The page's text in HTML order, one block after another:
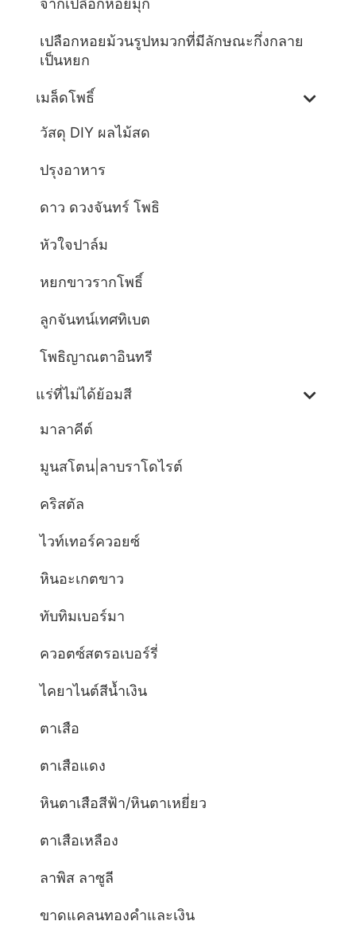
จากเปลือกหอยมุก
เปลือกหอยม้วนรูปหมวกที่มีลักษณะกึ่งกลาย
เป็นหยก
เมล็ดโพธิ์
วัสดุ DIY ผลไม้สด
ปรุงอาหาร
ดาว ดวงจันทร์ โพธิ
หัวใจปาล์ม
หยกขาวรากโพธิ์
ลูกจันทน์เทศทิเบต
โพธิญาณตาอินทรี
แร่ที่ไม่ได้ย้อมสี
มาลาคีต์
มูนสโตน|ลาบราโดไรต์
คริสตัล
ไวท์เทอร์ควอยซ์
หินอะเกตขาว
ทับทิมเบอร์มา
ควอตซ์สตรอเบอร์รี่
ไคยาไนต์สีน้ำเงิน
ตาเสือ
ตาเสือแดง
หินตาเสือสีฟ้า/หินตาเหยี่ยว
ตาเสือเหลือง
ลาพิส ลาซูลี
ขาดแคลนทองคำและเงิน